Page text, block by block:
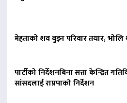
मेहताको शव बुझ्न परिवार तयार, भोलि
पार्टीको निर्देशनबिना सत्ता केन्द्रित
सांसदलाई राप्रपाको निर्देशन